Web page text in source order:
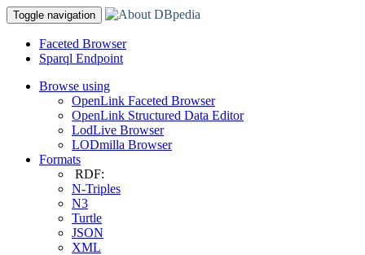
Toggle navigation
Faceted Browser
Sparql Endpoint
Browse using
OpenLink Faceted Browser
OpenLink Structured Data Editor
LodLive Browser
LODmilla Browser
Formats
RDF:
N-Triples
N3
Turtle
JSON
XML